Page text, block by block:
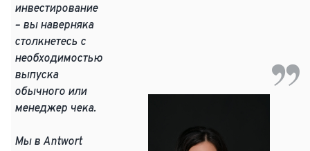
инвестирование
– вы наверняка
столкнетесь с
необходимостью
выпуска
обычного или
менеджер чека.
Мы в Antwort